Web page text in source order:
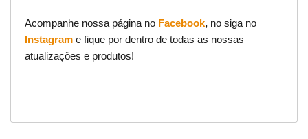
Acompanhe nossa página no Facebook, no siga no
Instagram e fique por dentro de todas as nossas
atualizações e produtos!